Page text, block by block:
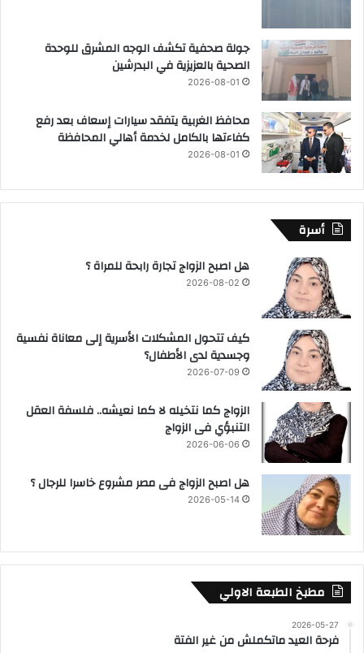
جولة صحفية تكشف الوجه المشرق للوحدة
الصحية بالعزيزية في البدرشين
2026-08-01
محافظ الغربية يتفقد سيارات إسعاف بعد رفع
كفاءتها بالكامل لخدمة أهالي المحافظة
2026-08-01
أسرة
هل اصبح الزواج تجارة رابحة للمراة ؟
2026-08-02
كيف تتحول المشكلات الأسرية إلى معاناة نفسية
وجسدية لدى الأطفال؟
2026-07-09
الزواج كما نتخيله لا كما نعيشه.. فلسفة العقل
التنبؤي فى الزواج
2026-06-06
هل اصبح الزواج فى مصر مشروع خاسرا للرجال ؟
2026-05-14
مطبخ الطبعة الاولي
2026-05-27
فرحة العيد ماتكملش من غير الفتة